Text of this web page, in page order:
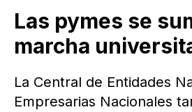
Las pymes se
marcha
La Central de Entidades
Empresarias Nacionales